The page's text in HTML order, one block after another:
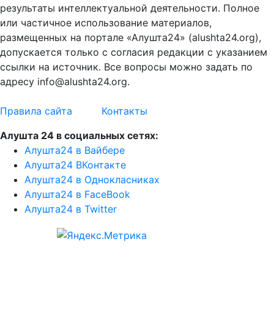
результаты интеллектуальной деятельности. Полное
или частичное использование материалов,
размещенных на портале «Алушта24» (alushta24.org),
допускается только с согласия редакции с указанием
ссылки на источник. Все вопросы можно задать по
адресу info@alushta24.org.
Правила сайта
Контакты
Алушта 24 в социальных сетях:
Алушта24 в Вайбере
Алушта24 ВКонтакте
Алушта24 в Однокласниках
Алушта24 в FaceBook
Алушта24 в Twitter